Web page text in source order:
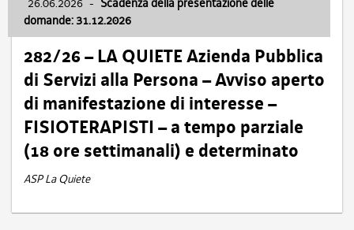
26.06.2026 - Scadenza della presentazione delle
domande: 31.12.2026
282/26 – LA QUIETE Azienda Pubblica
di Servizi alla Persona – Avviso aperto
di manifestazione di interesse –
FISIOTERAPISTI – a tempo parziale
(18 ore settimanali) e determinato
ASP La Quiete